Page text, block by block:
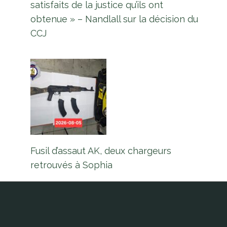
satisfaits de la justice qu’ils ont
obtenue » – Nandlall sur la décision du
CCJ
Fusil d’assaut AK, deux chargeurs
retrouvés à Sophia